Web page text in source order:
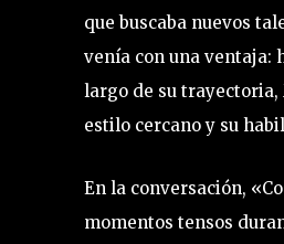
que buscaba nuevos
venía con una ventaja:
largo de su
estilo cercano y su
En la conversación,
momentos tensos